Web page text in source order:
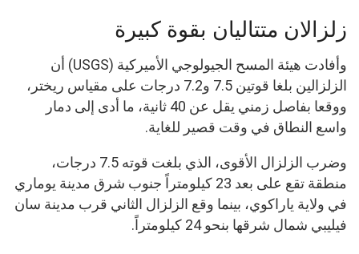
زلزالان متتاليان بقوة كبيرة
وأفادت هيئة المسح الجيولوجي الأميركية (USGS) أن
الزلزالين بلغا قوتين 7.5 و7.2 درجات على مقياس ريختر،
ووقعا بفاصل زمني يقل عن 40 ثانية، ما أدى إلى دمار
واسع النطاق في وقت قصير للغاية.
وضرب الزلزال الأقوى، الذي بلغت قوته 7.5 درجات،
منطقة تقع على بعد 23 كيلومتراً جنوب شرق مدينة يوماري
في ولاية ياراكوي، بينما وقع الزلزال الثاني قرب مدينة سان
فيليبي شمال شرقها بنحو 24 كيلومتراً.